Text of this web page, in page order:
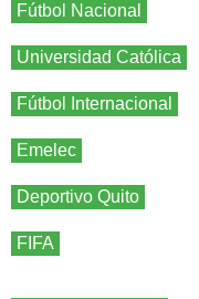
Fútbol Nacional
Universidad Católica
Fútbol Internacional
Emelec
Deportivo Quito
FIFA